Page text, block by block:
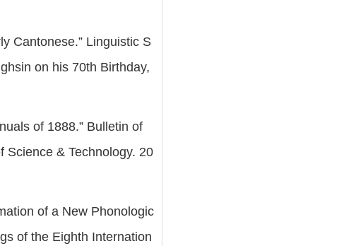
Cantonese.” Linguistic S
on his 70th Birthday,
of 1888.” Bulletin of
Science & Technology. 20
of a New Phonologic
of the Eighth Internation